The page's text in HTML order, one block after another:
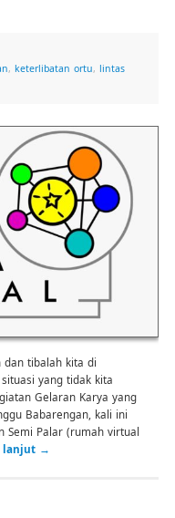
, keterlibatan ortu, lintas
dan tibalah kita di
yang tidak kita
Gelaran Karya yang
Babarengan, kali ini
Semi Palar (rumah virtual
lanjut →